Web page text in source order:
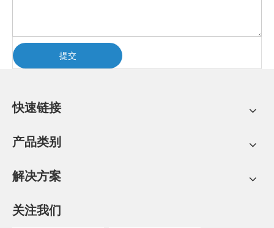
提交
快速链接
产品类别
解决方案
关注我们